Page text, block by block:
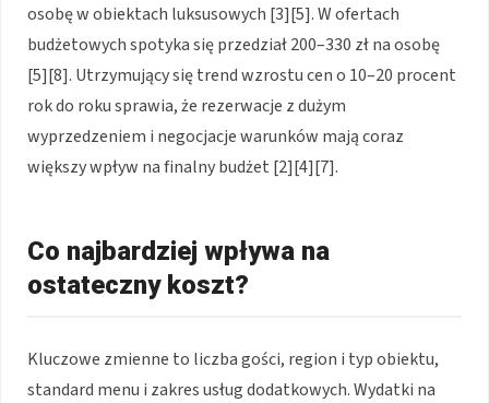
osobę w obiektach luksusowych [3][5]. W ofertach
budżetowych spotyka się przedział 200–330 zł na osobę
[5][8]. Utrzymujący się trend wzrostu cen o 10–20 procent
rok do roku sprawia, że rezerwacje z dużym
wyprzedzeniem i negocjacje warunków mają coraz
większy wpływ na finalny budżet [2][4][7].
Co najbardziej wpływa na
ostateczny koszt?
Kluczowe zmienne to liczba gości, region i typ obiektu,
standard menu i zakres usług dodatkowych. Wydatki na